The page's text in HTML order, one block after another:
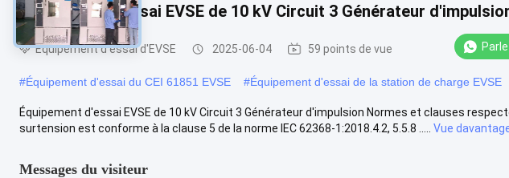
Équipement d'essai EVSE de 10 kV Circuit 3 Générateur
Équipement d'essai d'EVSE 2025-06-04 59 points de vue
#Équipement d'essai du CEI 61851 EVSE #Équipement d'essai de la station de charge EVSE
Équipement d'essai EVSE de 10 kV Circuit 3 Générateur d'impulsion Normes et clauses
surtension est conforme à la clause 5 de la norme IEC 62368-1:2018.4.2, 5.5.8 .....
Vue
Messages du visiteur